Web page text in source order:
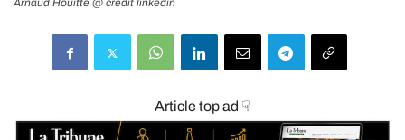
Arnaud Houitte @ credit linkedin
Article top ad ☟